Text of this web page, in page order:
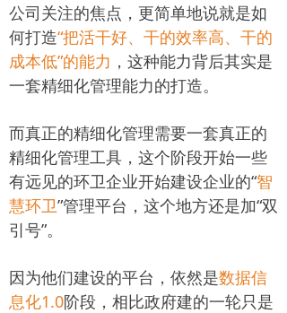
公司关注的焦点，更简单地说就是如
何打造“把活干好、干的效率高、干的
成本低”的能力 ，这种能力背后其实是
一套精细化管理能力的打造。
而真正的精细化管理需要一套真正的
精细化管理工具，这个阶段开始一些
有远见的环卫企业开始建设企业的“智
慧环卫”管理平台，这个地方还是加“双
引号”。
因为他们建设的平台，依然是数据信
息化1.0阶段，相比政府建的一轮只是